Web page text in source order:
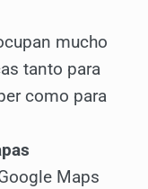
mucho
tanto para
como para
Maps